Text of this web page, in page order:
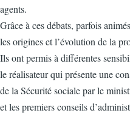
agents.
Grâce à ces débats, parfois
les origines et l’évolution de la
Ils ont permis à différentes
le réalisateur qui présente une
de la Sécurité sociale par le
et les premiers conseils